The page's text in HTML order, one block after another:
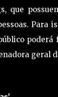
que
Para
poderá
geral